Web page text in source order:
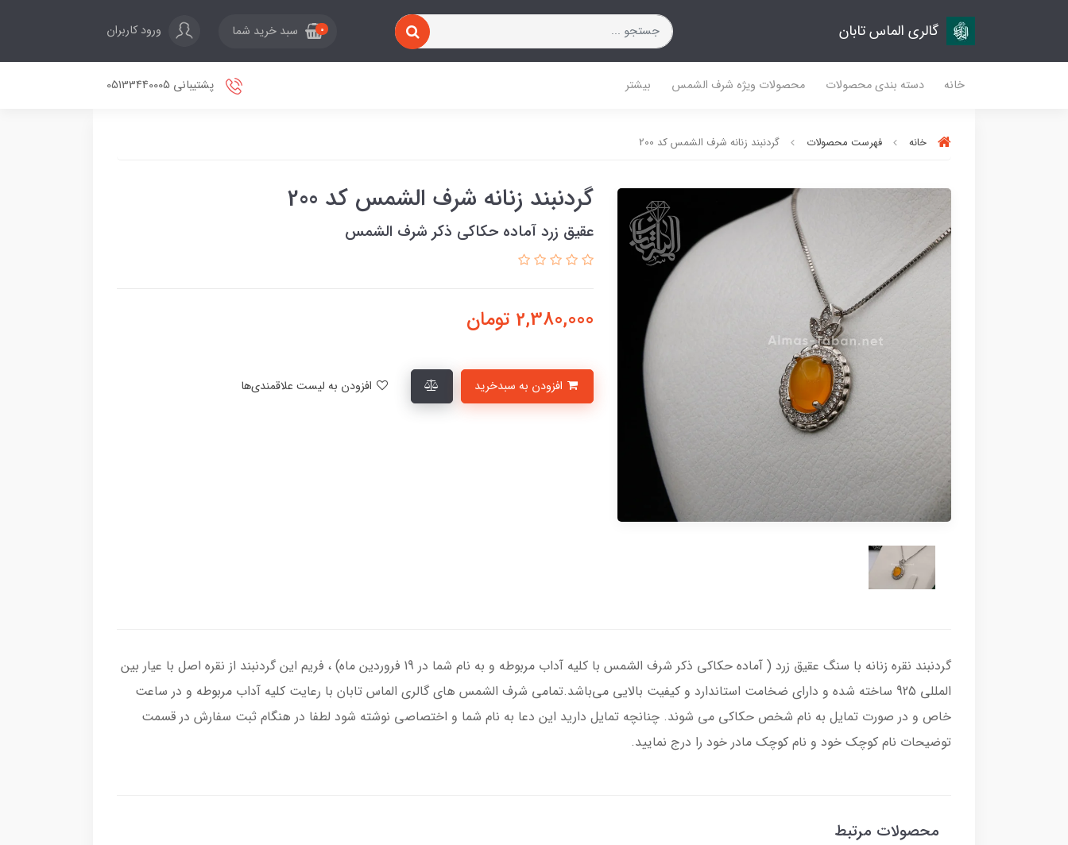
گالری الماس تابان 0 سبد خرید شما ورود کاربران
خانه دسته بندی محصولات محصولات ویژه شرف الشمس بیشتر پشتیبانی 05133440005
خانه فهرست محصولات گردنبند زنانه شرف الشمس کد 200
گردنبند زنانه شرف الشمس کد 200
عقیق زرد آماده حکاکی ذکر شرف الشمس
2,380,000 تومان
گردنبند نقره زنانه با سنگ عقیق زرد ( آماده حکاکی ذکر شرف الشمس با کلیه آداب مربوطه و به نام شما در 19 فروردین ماه) ، فریم این گردنبند از نقره اصل با عیار بین
المللی 925 ساخته شده و دارای ضخامت استاندارد و کیفیت بالایی می‌باشد.تمامی شرف الشمس های گالری الماس تابان با رعایت کلیه آداب مربوطه و در ساعت
خاص و در صورت تمایل به نام شخص حکاکی می شوند. چنانچه تمایل دارید این دعا به نام شما و اختصاصی نوشته شود لطفا در هنگام ثبت سفارش در قسمت
توضیحات نام کوچک خود و نام کوچک مادر خود را درج نمایید.
محصولات مرتبط